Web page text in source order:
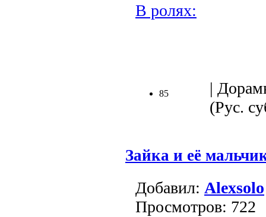
В ролях:
85
|
(Рус.
Зайка и её
Добавил: Alexsolo
Просмотров: 722